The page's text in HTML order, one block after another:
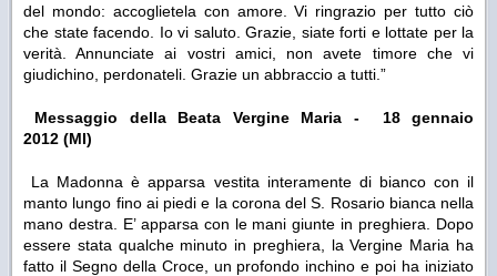
del mondo: accoglietela con amore. Vi ringrazio per tutto ciò
che state facendo. Io vi saluto. Grazie, siate forti e lottate per la
verità. Annunciate ai vostri amici, non avete timore che vi
giudichino, perdonateli. Grazie un abbraccio a tutti.”
Messaggio della Beata Vergine Maria - 18 gennaio
2012 (MI)
La Madonna è apparsa vestita interamente di bianco con il
manto lungo fino ai piedi e la corona del S. Rosario bianca nella
mano destra. E’ apparsa con le mani giunte in preghiera. Dopo
essere stata qualche minuto in preghiera, la Vergine Maria ha
fatto il Segno della Croce, un profondo inchino e poi ha iniziato